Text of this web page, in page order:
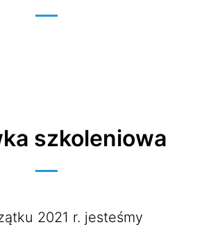
szkoleniowa
2021 r. jesteśmy